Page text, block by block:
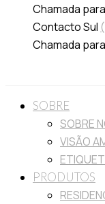
Chamada
Contacto Sul
Chamada
SOBRE
SOBRE
VISÃO
PRODUTOS